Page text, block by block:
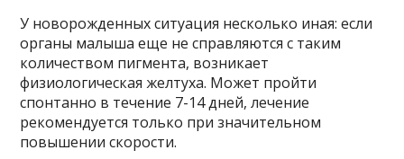
У новорожденных ситуация несколько иная: если
органы малыша еще не справляются с таким
количеством пигмента, возникает
физиологическая желтуха. Может пройти
спонтанно в течение 7-14 дней, лечение
рекомендуется только при значительном
повышении скорости.